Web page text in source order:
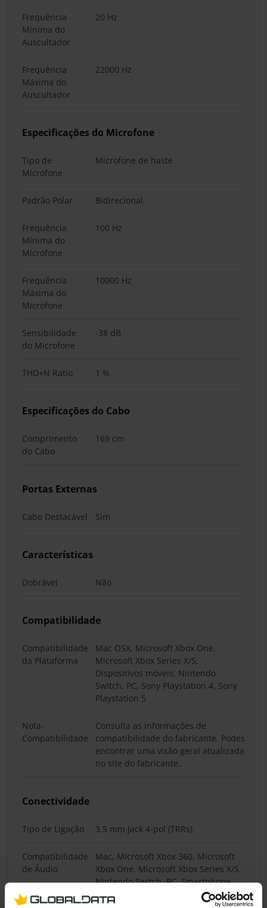
Frequência
Mínima do
Auscultador
20 Hz
Frequência
Máxima do
Auscultador
22000 Hz
Especificações do Microfone
Tipo de
Microfone
Microfone de haste
Padrão Polar Bidirecional
Frequência
Mínima do
Microfone
100 Hz
Frequência
Máxima do
Microfone
10000 Hz
Sensibilidade
do Microfone
-38 dB
THD+N Ratio 1 %
Especificações do Cabo
Comprimento
do Cabo
169 cm
Portas Externas
Cabo Destacável Sim
Características
Dobrável Não
Compatibilidade
Compatibilidade
da Plataforma
Mac OSX, Microsoft Xbox One,
Microsoft Xbox Series X/S,
Dispositivos móveis, Nintendo
Switch, PC, Sony Playstation 4, Sony
Playstation 5
Nota-
Compatibilidade
Consulta as informações de
compatibilidade do fabricante. Podes
encontrar uma visão geral atualizada
no site do fabricante.
Conectividade
Tipo de Ligação 3.5 mm Jack 4-pol (TRRs)
Compatibilidade
de Áudio
Mac, Microsoft Xbox 360, Microsoft
Xbox One, Microsoft Xbox Series X/S,
Nintendo Switch, PC, Smartphone,
Sony Playstation 4, Sony Playstation 5